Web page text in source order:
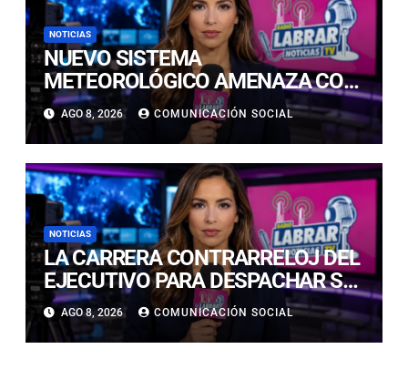
NOTICIAS
NUEVO SISTEMA
METEOROLÓGICO AMENAZA CON
LLUVIAS, NIEVE Y TORMENTAS
ELÉCTRICAS EN ATACAMA
AGO 8, 2026 COMUNICACIÓN SOCIAL
NOTICIAS
LA CARRERA CONTRARRELOJ DEL
EJECUTIVO PARA DESPACHAR SU
AGENDA EN SEGURIDAD ANTES
DE NAVIDAD
AGO 8, 2026 COMUNICACIÓN SOCIAL